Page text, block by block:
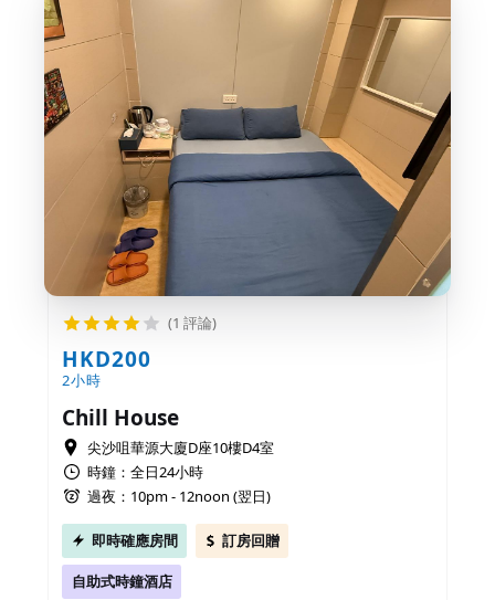
(1 評論)
HKD200
2小時
Chill House
尖沙咀華源大廈D座10樓D4室
時鐘：全日24小時
過夜：10pm - 12noon (翌日)
即時確應房間 訂房回贈
自助式時鐘酒店